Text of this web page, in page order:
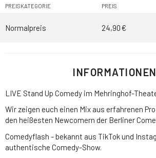
PREISKATEGORIE PREIS
Normalpreis 24,90 €
INFORMATIONEN
LIVE Stand Up Comedy im Mehringhof-
Wir zeigen euch einen Mix aus erfahrenen
den heißesten Newcomern der Berliner
Comedyflash - bekannt aus TikTok und
authentische Comedy-Show.